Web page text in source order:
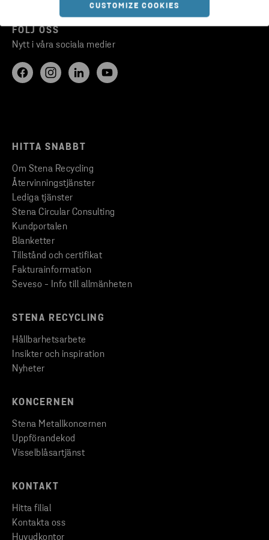
CUSTOMIZE COOKIES
FÖLJ OSS
Nytt i våra sociala medier
HITTA SNABBT
Om Stena Recycling
Återvinningstjänster
Lediga tjänster
Stena Circular Consulting
Kundportalen
Blanketter
Tillstånd och certifikat
Fakturainformation
Seveso - Info till allmänheten
STENA RECYCLING
Hållbarhetsarbete
Insikter och inspiration
Nyheter
KONCERNEN
Stena Metallkoncernen
Uppförandekod
Visselblåsartjänst
KONTAKT
Hitta filial
Kontakta oss
Huvudkontor